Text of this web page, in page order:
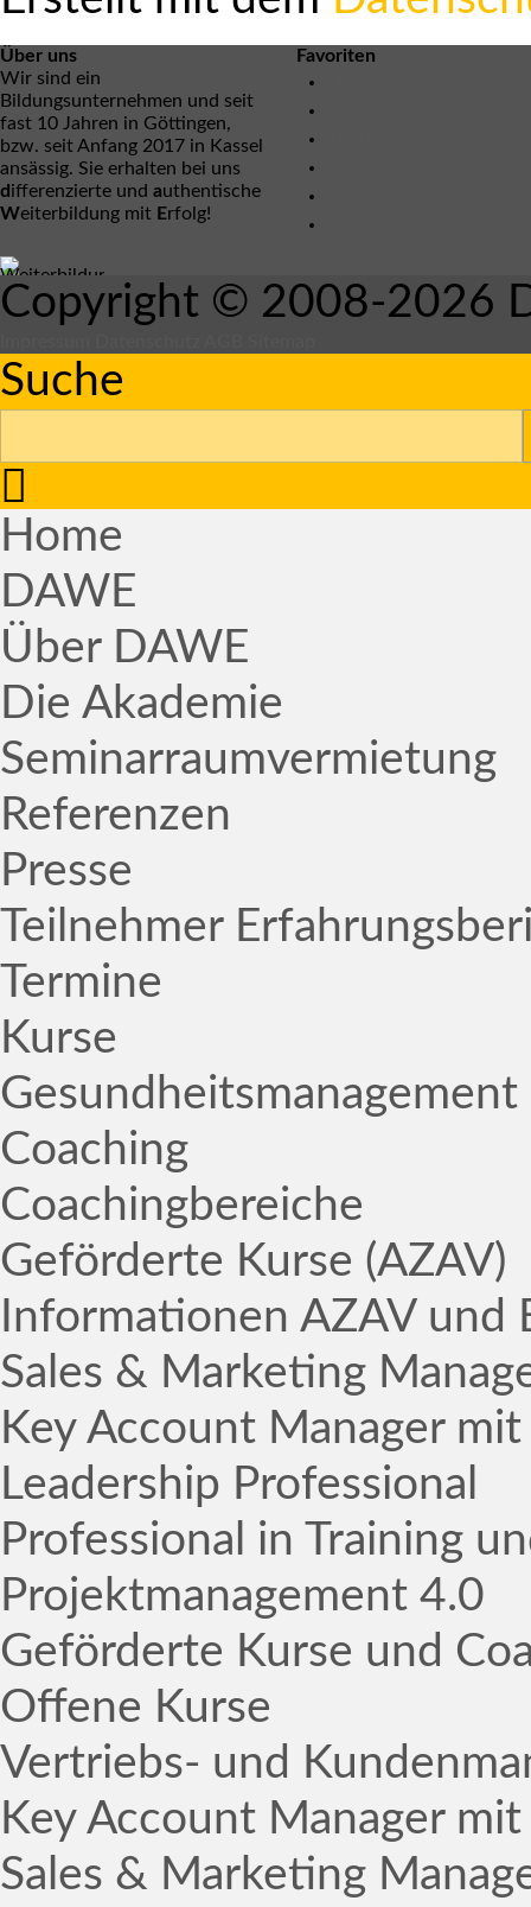
Über uns
Wir sind ein
Bildungsunternehmen und seit
fast 10 Jahren in Göttingen,
bzw. seit Anfang 2017 in Kassel
ansässig. Sie erhalten bei uns
d ifferenzierte undauthentische
Weiterbildung mit Erfolg!
Favoriten
Copyright © 2008-2026
Suche
Home
DAWE
Über DAWE
Die Akademie
Seminarraumvermietung
Referenzen
Presse
Teilnehmer
Termine
Kurse
Gesundheitsmanagement
Coaching
Coachingbereiche
Geförderte Kurse (AZAV)
Informationen AZAV und
Sales & Marketing
Key Account Manager
Leadership Professional
Professional in Training
Projektmanagement 4.0
Geförderte Kurse und
Offene Kurse
Vertriebs- und
Key Account Manager
Sales & Marketing